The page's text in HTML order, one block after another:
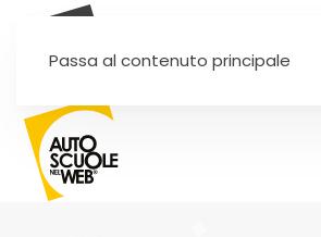
Passa al contenuto principale